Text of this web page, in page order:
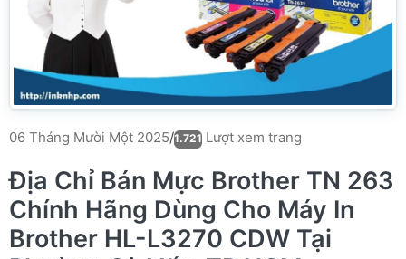
06 Tháng Mười Một 2025/1.721 Lượt xem trang
Địa Chỉ Bán Mực Brother TN 263
Chính Hãng Dùng Cho Máy In
Brother HL-L3270 CDW Tại